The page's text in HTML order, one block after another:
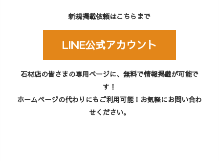
新規掲載依頼はこちらまで
LINE公式アカウント
石材店の皆さまの専用ページに、無料で情報掲載が可能で
す！
ホームページの代わりにもご利用可能！お気軽にお問い合わ
せください。